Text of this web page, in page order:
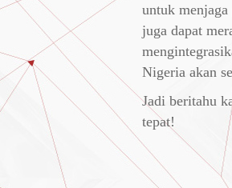
untuk
juga dapat
Nigeria akan
Jadi beritahu
tepat!